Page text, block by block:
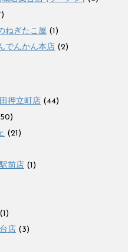
ねぎたこ屋 (1)
でんかん本店 (2)
押立町店 (44)
(21)
前店 (1)
(1)
店 (3)